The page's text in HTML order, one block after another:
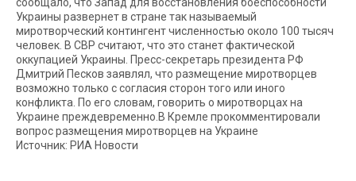
Украины развернет в стране так называемый
миротворческий контингент численностью около 100 тысяч
человек. В СВР считают, что это станет фактической
оккупацией Украины. Пресс-секретарь президента РФ
Дмитрий Песков заявлял, что размещение миротворцев
возможно только с согласия сторон того или иного
конфликта. По его словам, говорить о миротворцах на
Украине преждевременно.В Кремле прокомментировали
вопрос размещения миротворцев на Украине
Источник: РИА Новости